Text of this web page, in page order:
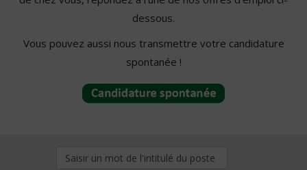
dessous.
Vous pouvez aussi nous transmettre votre candidature
spontanée !